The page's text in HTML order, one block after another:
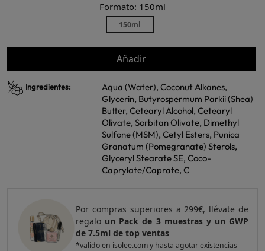
Formato: 150ml
150ml
Añadir
Ingredientes:
Aqua (Water), Coconut Alkanes,
Glycerin, Butyrospermum Parkii (Shea)
Butter, Cetearyl Alcohol, Cetearyl
Olivate, Sorbitan Olivate, Dimethyl
Sulfone (MSM), Cetyl Esters, Punica
Granatum (Pomegranate) Sterols,
Glyceryl Stearate SE, Coco-
Caprylate/Caprate, C
Por compras superiores a 299€, llévate de
regalo un Pack de 3 muestras y un GWP
de 7.5ml de top ventas
*valido en isolee.com y hasta agotar existencias